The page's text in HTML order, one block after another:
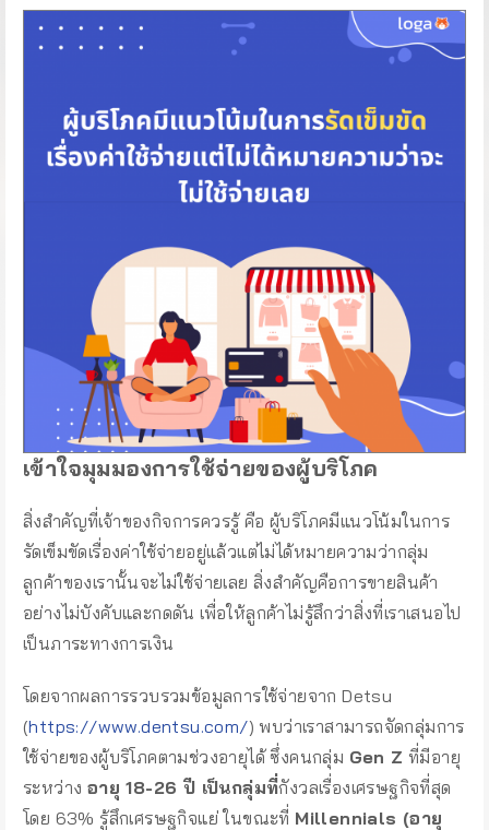
เข้าใจมุมมองการใช้จ่ายของผู้บริโภค
สิ่งสำคัญที่เจ้าของกิจการควรรู้ คือ ผู้บริโภคมีแนวโน้มในการ
รัดเข็มขัดเรื่องค่าใช้จ่ายอยู่แล้วแต่ไม่ได้หมายความว่ากลุ่ม
ลูกค้าของเรานั้นจะไม่ใช้จ่ายเลย สิ่งสำคัญคือการขายสินค้า
อย่างไม่บังคับและกดดัน เพื่อให้ลูกค้าไม่รู้สึกว่าสิ่งที่เราเสนอไป
เป็นภาระทางการเงิน
โดยจากผลการรวบรวมข้อมูลการใช้จ่ายจาก Detsu
(https://www.dentsu.com/) พบว่าเราสามารถจัดกลุ่มการ
ใช้จ่ายของผู้บริโภคตามช่วงอายุได้ ซึ่งคนกลุ่ม Gen Z ที่มีอายุ
ระหว่าง อายุ 18-26 ปี เป็นกลุ่มที่กังวลเรื่องเศรษฐกิจที่สุด
โดย 63% รู้สึกเศรษฐกิจแย่ ในขณะที่ Millennials (อายุ